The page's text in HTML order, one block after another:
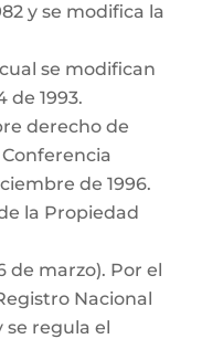
y se modifica la
se modifican
de 1993.
derecho de
de 1996.
la Propiedad
de marzo). Por el
Nacional
se regula el